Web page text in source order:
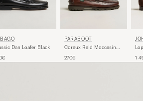
Dan Loafer Black
PARABOOT
Coraux Raid Moccasin
270€ 1